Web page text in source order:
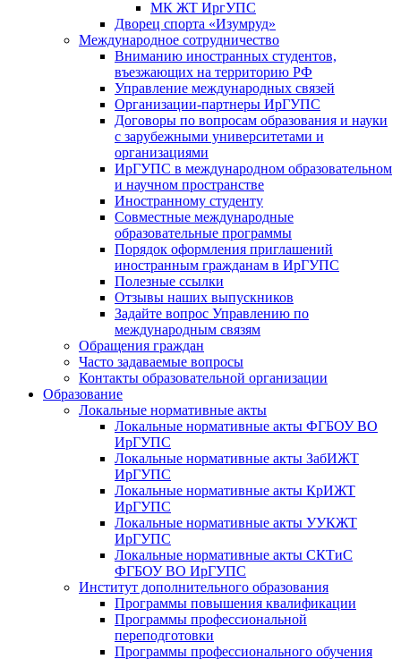
МК ЖТ ИргУПС
Дворец спорта «Изумруд»
Международное сотрудничество
Вниманию иностранных студентов,
въезжающих на территорию РФ
Управление международных связей
Организации-партнеры ИрГУПС
Договоры по вопросам образования и науки
с зарубежными университетами и
организациями
ИрГУПС в международном образовательном
и научном пространстве
Иностранному студенту
Совместные международные
образовательные программы
Порядок оформления приглашений
иностранным гражданам в ИрГУПС
Полезные ссылки
Отзывы наших выпускников
Задайте вопрос Управлению по
международным связям
Обращения граждан
Часто задаваемые вопросы
Контакты образовательной организации
Образование
Локальные нормативные акты
Локальные нормативные акты ФГБОУ ВО
ИрГУПС
Локальные нормативные акты ЗабИЖТ
ИрГУПС
Локальные нормативные акты КрИЖТ
ИрГУПС
Локальные нормативные акты УУКЖТ
ИрГУПС
Локальные нормативные акты СКТиС
ФГБОУ ВО ИрГУПС
Институт дополнительного образования
Программы повышения квалификации
Программы профессиональной
переподготовки
Программы профессионального обучения